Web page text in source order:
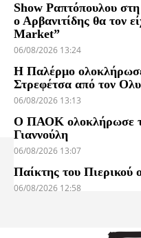
Show Ραπτόπουλου
ο Αρβανιτίδης θα τον
Market”
06/08/2026 13:24
Η Παλέρμο
Στρεφέτσα από τον
06/08/2026 13:13
Ο ΠΑΟΚ ολοκλήρωσε
Γιαννούλη
06/08/2026 13:07
Παίκτης του Πιερικού
06/08/2026 12:58